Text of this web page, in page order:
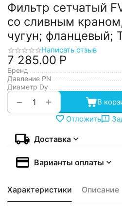
Фильтр сетчатый
со сливным
чугун; фланцевый;
Написать отзыв
7 285.00 Р
Бренд
Давление PN
Диаметр Dy
+
−
В
Отложить
Доставка
Варианты оплаты
Характеристики Описание